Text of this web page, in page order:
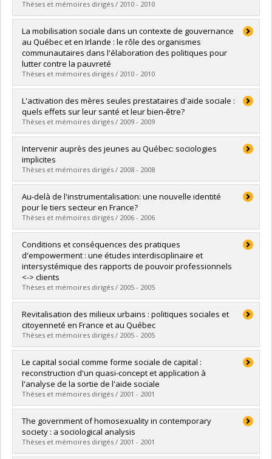
2014 - Agir en réseaux pour innover et améliorer la santé des
Organisé lors des Journées annuelles de santé publique,
Montréal, Canada.
2013 - Réseaux locaux de services : réalités singulières et
pluralité d’actions. Organisé lors des Journées annuelles de
santé publique, Montréal, Québec.
2013 - L’analyse des réseaux dans la recherche sociale
appliquée : pertinence et diversité des approches. Colloque
organisé dans le cadre du
81e Congrès de l’Association francophone pour le savoir
(ACFAS), Québec, Canada.
Diplôme obtenu :Ph. D.
Lien vers le document dans Papyrus
Thèses et mémoires dirigés / 2010 - 2010
Diplômé(e) :Leclerc, Anick
Cycle :Maîtrise
Diplôme obtenu :M. Sc.
Lien vers le document dans Papyrus
La mobilisation sociale dans un contexte de gouvernance
au Québec et en Irlande : le rôle des organismes
communautaires dans l'élaboration des politiques pour
lutter contre la pauvreté
Thèses et mémoires dirigés / 2010 - 2010
Diplômé(e) :Charlebois, Kathleen
Cycle :Doctorat
Diplôme obtenu :Ph. D.
Lien vers le document dans Papyrus
L'activation des mères seules prestataires d'aide sociale :
quels effets sur leur santé et leur bien-être?
Thèses et mémoires dirigés / 2009 - 2009
Diplômé(e) :Brière, Dominique
Cycle :Maîtrise
Diplôme obtenu :M. Sc.
Lien vers le document dans Papyrus
Intervenir auprès des jeunes au Québec: sociologies
implicites
Thèses et mémoires dirigés / 2008 - 2008
Diplômé(e) :Brum Schäppi, Paula
Cycle :Maîtrise
Diplôme obtenu :M. Sc.
Lien vers le document dans Papyrus
Au-delà de l'instrumentalisation: une nouvelle identité
pour le tiers secteur en France?
Thèses et mémoires dirigés / 2006 - 2006
Diplômé(e) :Galarneau, Marilène
Cycle :Maîtrise
Diplôme obtenu :M. Sc.
Lien vers le document dans Papyrus
Conditions et conséquences des pratiques
d'empowerment : une études interdisciplinaire et
intersystémique des rapports de pouvoir professionnels
<-> clients
Thèses et mémoires dirigés / 2005 - 2005
Diplômé(e) :Lemay, Louise
Cycle :Doctorat
Diplôme obtenu :Ph. D.
Lien vers le document dans Papyrus
Revitalisation des milieux urbains : politiques sociales et
citoyenneté en France et au Québec
Thèses et mémoires dirigés / 2005 - 2005
Diplômé(e) :Le Dref, Élise
Cycle :Maîtrise
Diplôme obtenu :M. Sc.
Lien vers le document dans Papyrus
Le capital social comme forme sociale de capital :
reconstruction d'un quasi-concept et application à
l'analyse de la sortie de l'aide sociale
Thèses et mémoires dirigés / 2001 - 2001
Diplômé(e) :Lévesque, Maurice
Cycle :Doctorat
Diplôme obtenu :Ph. D.
Lien vers le document dans Papyrus
The government of homosexuality in contemporary
society : a sociological analysis
Thèses et mémoires dirigés / 2001 - 2001